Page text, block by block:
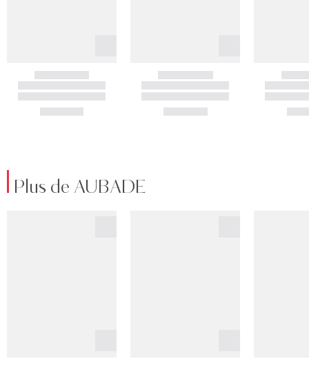
Plus de AUBADE